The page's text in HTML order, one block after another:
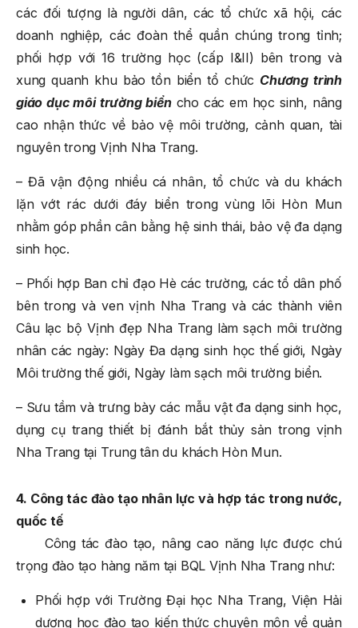
các đối tượng là người dân, các tổ chức xã hội, các
doanh nghiệp, các đoàn thể quần chúng trong tỉnh;
phối hợp với 16 trường học (cấp I&II) bên trong và
xung quanh khu bảo tồn biển tổ chức Chương trình
giáo dục môi trường biểncho các em học sinh, nâng
cao nhận thức về bảo vệ môi trường, cảnh quan, tài
nguyên trong Vịnh Nha Trang.
– Đã vận động nhiều cá nhân, tổ chức và du khách
lặn vớt rác dưới đáy biển trong vùng lõi Hòn Mun
nhằm góp phần cân bằng hệ sinh thái, bảo vệ đa dạng
sinh học.
– Phối hợp Ban chỉ đạo Hè các trường, các tổ dân phố
bên trong và ven vịnh Nha Trang và các thành viên
Câu lạc bộ Vịnh đẹp Nha Trang làm sạch môi trường
nhân các ngày: Ngày Đa dạng sinh học thế giới, Ngày
Môi trường thế giới, Ngày làm sạch môi trường biển.
– Sưu tầm và trưng bày các mẫu vật đa dạng sinh học,
dụng cụ trang thiết bị đánh bắt thủy sản trong vịnh
Nha Trang tại Trung tân du khách Hòn Mun.
4. Công tác đào tạo nhân lực và hợp tác trong nước,
quốc tế
Công tác đào tạo, nâng cao năng lực được chú
trọng đào tạo hàng năm tại BQL Vịnh Nha Trang như:
Phối hợp với Trường Đại học Nha Trang, Viện Hải
dương học đào tạo kiến thức chuyên môn về quản